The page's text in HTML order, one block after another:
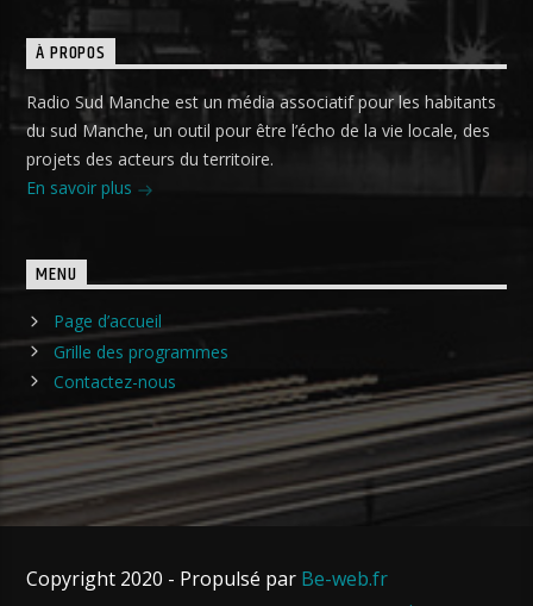
À PROPOS
Radio Sud Manche est un média associatif pour les habitants
du sud Manche, un outil pour être l’écho de la vie locale, des
projets des acteurs du territoire.
En savoir plus
MENU
Page d’accueil
Grille des programmes
Contactez-nous
Copyright 2020 - Propulsé par Be-web.fr